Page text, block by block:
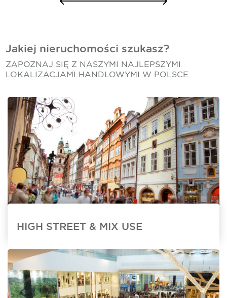
Jakiej nieruchomości szukasz?
ZAPOZNAJ SIĘ Z NASZYMI NAJLEPSZYMI
LOKALIZACJAMI HANDLOWYMI W POLSCE
HIGH STREET & MIX USE